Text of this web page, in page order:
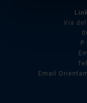
attivamente
(impronte
Approfondisci come
e imposta le tue
modificare o ritirare
Via
Email